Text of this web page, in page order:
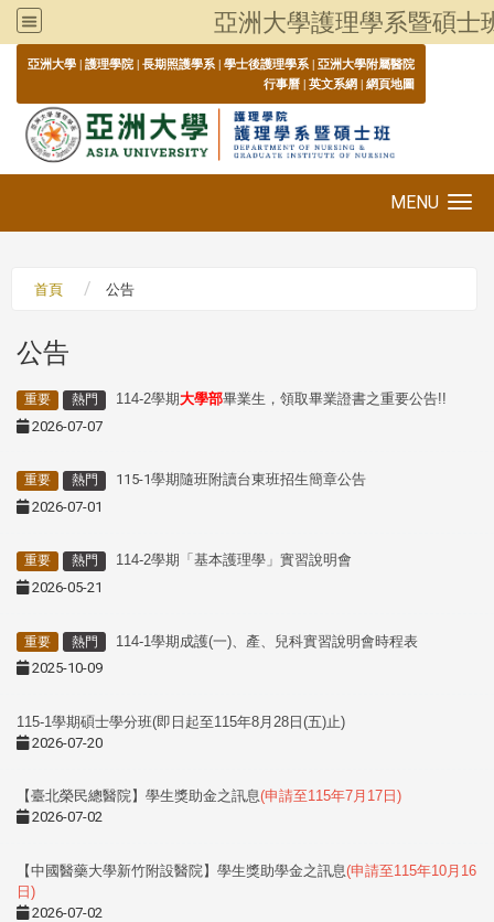
亞洲大學護理學系暨碩士
亞洲大學 | 護理學院 | 長期照護學系 | 學士後護理學系 | 亞洲大學附屬醫院
行事曆 | 英文系網 | 網頁地圖
MENU
首頁 公告
公告
重要 熱門 114-2學期大學部畢業生，領取畢業證書之重要公告!!
2026-07-07
重要 熱門
115-1學期隨班附讀台東班招生簡章公告
2026-07-01
重要 熱門
114-2學期「基本護理學」實習說明會
2026-05-21
重要 熱門
114-1學期成護(一)、產、兒科實習說明會時程表
2025-10-09
115-1學期碩士學分班(即日起至115年8月28日(五)止)
2026-07-20
【臺北榮民總醫院】學生獎助金之訊息(申請至115年7月17日)
2026-07-02
【中國醫藥大學新竹附設醫院】學生獎助學金之訊息(申請至115年10月16
日)
2026-07-02